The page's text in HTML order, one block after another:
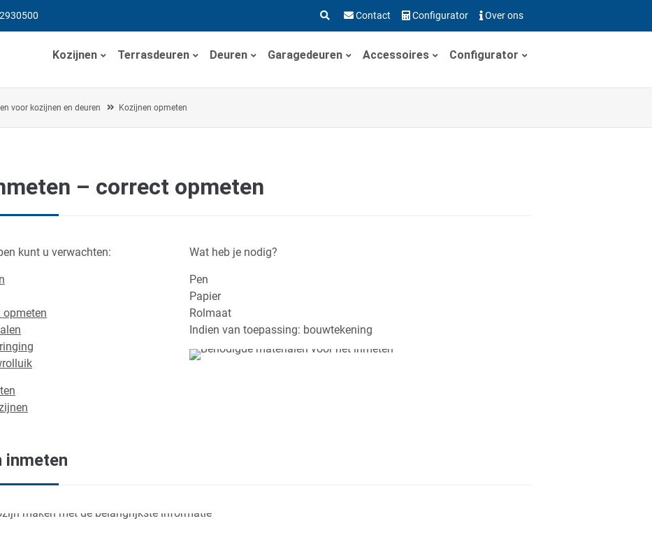
Contact Configurator Over ons
Kozijnen Terrasdeuren Deuren Garagedeuren Accessoires Configurator
voor kozijnen en deuren Kozijnen opmeten
– correct opmeten
kunt u verwachten: Wat heb je nodig?
Pen
Papier
Rolmaat
Indien van toepassing: bouwtekening
inmeten